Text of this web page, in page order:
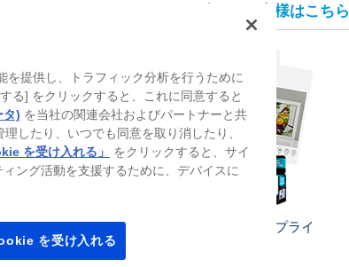
法人のお客様はこちら
プリンター プリンターサプライ
提供し、トラフィック分析を行うために
る] をクリックすると、これに同意すると
タ) を当社の関連会社およびパートナーと共
したり、いつでも同意を取り消したり、
を受け入れる」
をクリックすると、サイ
ング活動を支援するために、デバイスに
を受け入れる